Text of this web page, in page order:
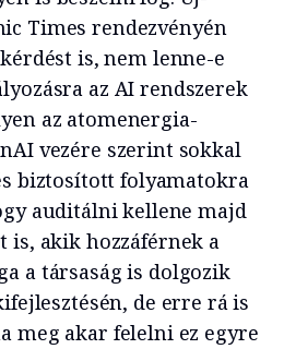
Times rendezvényén
is, nem lenne-e
az AI rendszerek
az atomenergia-
vezére szerint sokkal
biztosított folyamatokra
auditálni kellene majd
is, akik hozzáférnek a
a társaság is dolgozik
de erre rá is
meg akar felelni ez egyre